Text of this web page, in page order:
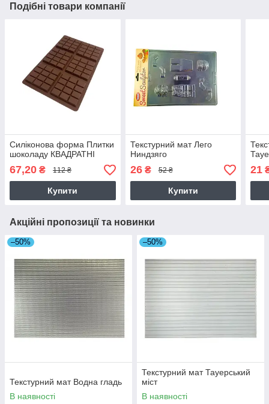
Подібні товари компанії
Силіконова форма Плитки
шоколаду КВАДРАТНІ
67,20 ₴ 112 ₴
Купити
Текстурний мат Лего
Ниндзяго
26₴ 52 ₴
Купити
21
Акційні пропозиції та новинки
–50%
Текстурний мат Водна гладь
В наявності
–50%
Текстурний мат Тауерський
міст
В наявності